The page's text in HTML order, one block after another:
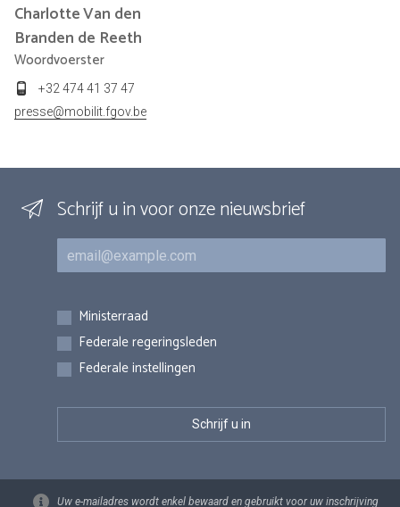
CharlotteVan den
Branden de Reeth
Woordvoerster
+32 474 41 37 47
presse@mobilit.fgov.be
Schrijf u in voor onze nieuwsbrief
E-mail
Inschrijvingen
Ministerraad
Federale regeringsleden
Federale instellingen
Uw e-mailadres wordt enkel bewaard en gebruikt voor uw inschrijving